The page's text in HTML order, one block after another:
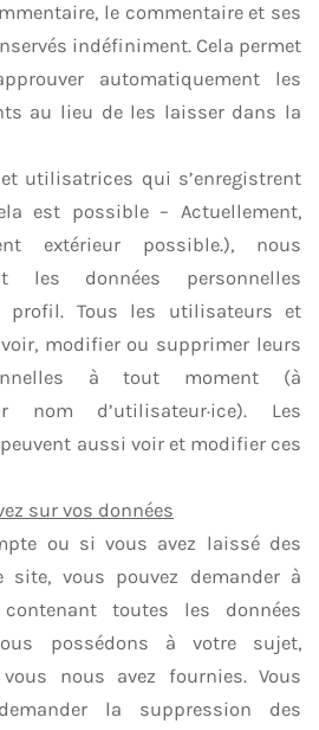
le commentaire et ses
indéfiniment. Cela permet
automatiquement les
au lieu de les laisser dans la
utilisatrices qui s’enregistrent
est possible – Actuellement,
extérieur possible.), nous
les données personnelles
profil. Tous les utilisateurs et
modifier ou supprimer leurs
à tout moment (à
nom d’utilisateur·ice). Les
aussi voir et modifier ces
sur vos données
ou si vous avez laissé des
site, vous pouvez demander à
toutes les données
possédons à votre sujet,
nous avez fournies. Vous
la suppression des